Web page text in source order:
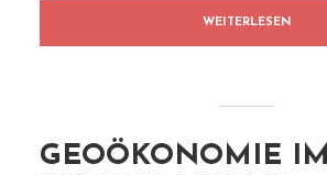
WEITERLESEN
GEOÖKONOMIE